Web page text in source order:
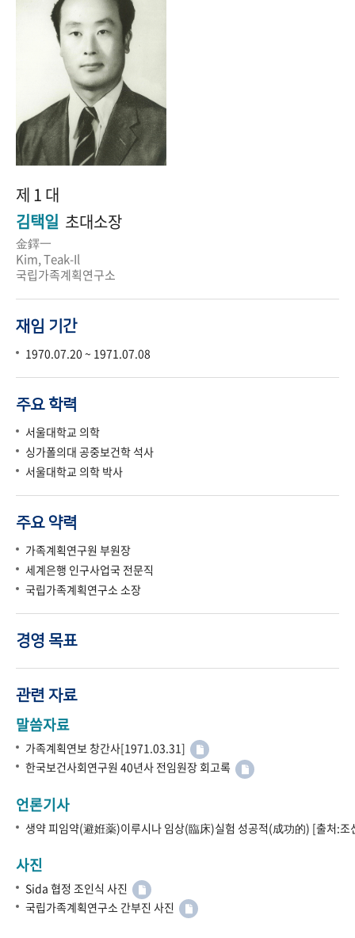
제 1 대
김택일 초대소장
金鐸一
Kim, Teak-Il
국립가족계획연구소
재임 기간
1970.07.20 ~ 1971.07.08
주요 학력
서울대학교 의학
싱가폴의대 공중보건학 석사
서울대학교 의학 박사
주요 약력
가족계획연구원 부원장
세계은행 인구사업국 전문직
국립가족계획연구소 소장
경영 목표
관련 자료
말씀자료
가족계획연보 창간사[1971.03.31]
한국보건사회연구원 40년사 전임원장 회고록
언론기사
생약 피임약(避姙薬)이루시나 임상(臨床)실험 성공적(成功的) [출처:
사진
Sida 협정 조인식 사진
국립가족계획연구소 간부진 사진